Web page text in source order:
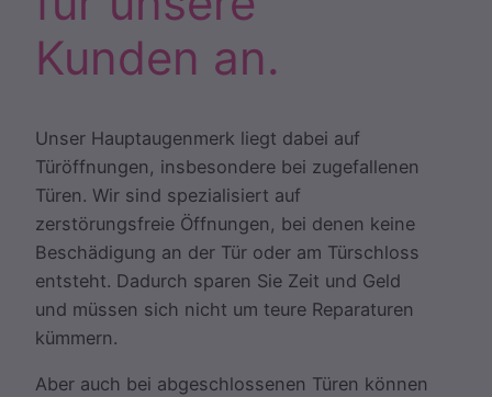
Kunden an.
Unser Hauptaugenmerk liegt dabei auf
Türöffnungen, insbesondere bei zugefallenen
Türen. Wir sind spezialisiert auf
zerstörungsfreie Öffnungen, bei denen keine
Beschädigung an der Tür oder am Türschloss
entsteht. Dadurch sparen Sie Zeit und Geld
und müssen sich nicht um teure Reparaturen
kümmern.
Aber auch bei abgeschlossenen Türen können